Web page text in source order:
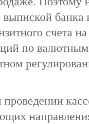
банка
счета
по